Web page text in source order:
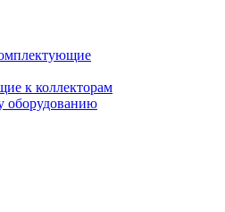
к коллекторам
оборудованию